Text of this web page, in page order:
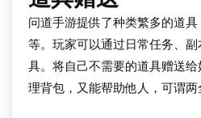
问道手游提供了种类繁多的道
等。玩家可以通过日常任务、
具。将自己不需要的道具赠送
理背包，又能帮助他人，可谓两